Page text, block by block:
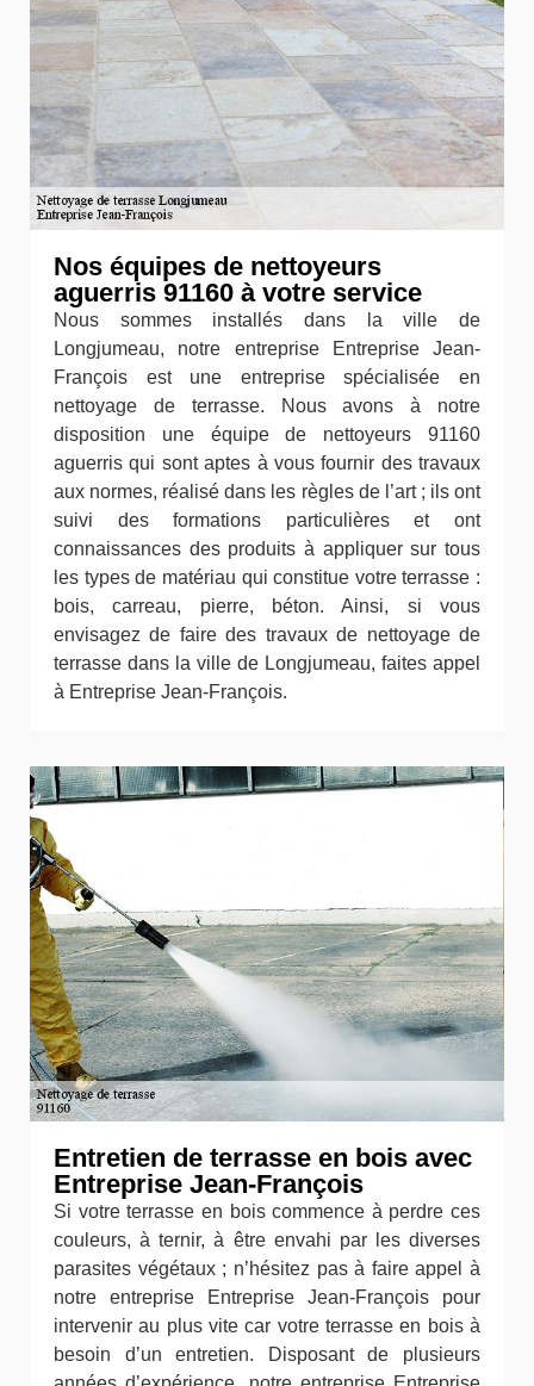
Nos équipes de nettoyeurs
aguerris 91160 à votre service
Nous sommes installés dans la ville de
Longjumeau, notre entreprise Entreprise Jean-
François est une entreprise spécialisée en
nettoyage de terrasse. Nous avons à notre
disposition une équipe de nettoyeurs 91160
aguerris qui sont aptes à vous fournir des travaux
aux normes, réalisé dans les règles de l’art ; ils ont
suivi des formations particulières et ont
connaissances des produits à appliquer sur tous
les types de matériau qui constitue votre terrasse :
bois, carreau, pierre, béton. Ainsi, si vous
envisagez de faire des travaux de nettoyage de
terrasse dans la ville de Longjumeau, faites appel
à Entreprise Jean-François.
Entretien de terrasse en bois avec
Entreprise Jean-François
Si votre terrasse en bois commence à perdre ces
couleurs, à ternir, à être envahi par les diverses
parasites végétaux ; n’hésitez pas à faire appel à
notre entreprise Entreprise Jean-François pour
intervenir au plus vite car votre terrasse en bois à
besoin d’un entretien. Disposant de plusieurs